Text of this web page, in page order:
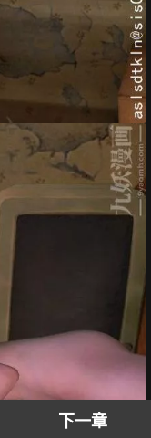
下一章